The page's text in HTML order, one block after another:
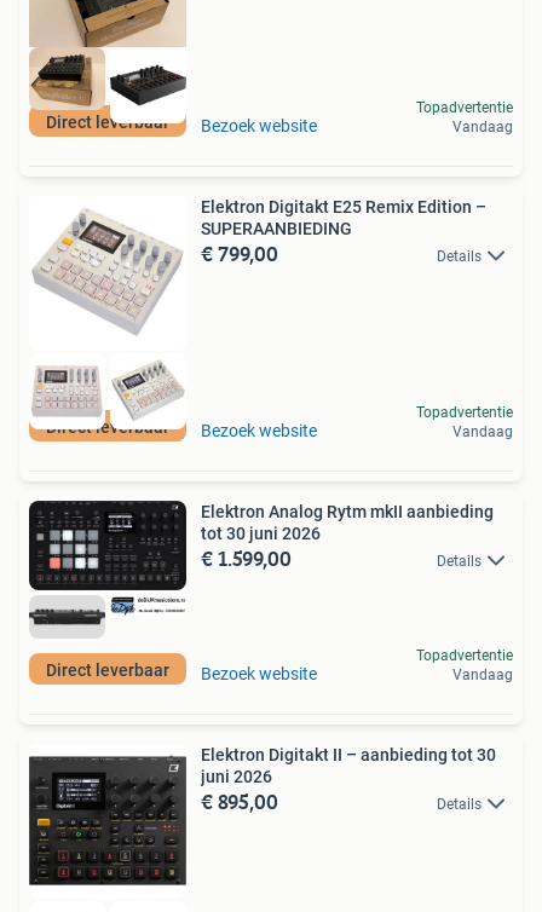
Direct leverbaar Bezoek website
Topadvertentie
Vandaag
Direct leverbaar
Elektron Digitakt E25 Remix Edition –
SUPERAANBIEDING
€ 799,00 Details
Bezoek website
Topadvertentie
Vandaag
Direct leverbaar
Elektron Analog Rytm mkII aanbieding
tot 30 juni 2026
€ 1.599,00 Details
Bezoek website
Topadvertentie
Vandaag
Elektron Digitakt II – aanbieding tot 30
juni 2026
€ 895,00 Details